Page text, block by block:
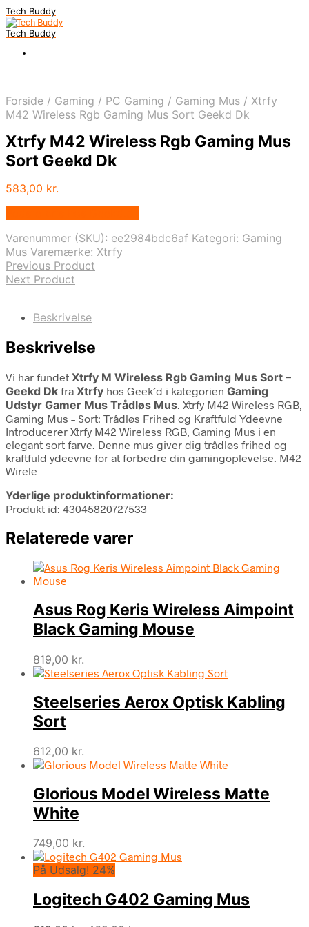
Tech Buddy
Tech Buddy
Forside / Gaming / PC Gaming / Gaming Mus / Xtrfy
M42 Wireless Rgb Gaming Mus Sort Geekd Dk
Xtrfy M42 Wireless Rgb Gaming Mus
Sort Geekd Dk
583,00 kr.
Varenummer (SKU): ee2984bdc6af Kategori: Gaming
Mus Varemærke: Xtrfy
Previous Product
Next Product
Beskrivelse
Beskrivelse
Vi har fundet Xtrfy M Wireless Rgb Gaming Mus Sort –
Geekd Dk fra Xtrfy hos Geek´d i kategorien Gaming
Udstyr Gamer Mus Trådløs Mus. Xtrfy M42 Wireless RGB,
Gaming Mus – Sort: Trådløs Frihed og Kraftfuld Ydeevne
Introducerer Xtrfy M42 Wireless RGB, Gaming Mus i en
elegant sort farve. Denne mus giver dig trådløs frihed og
kraftfuld ydeevne for at forbedre din gamingoplevelse. M42
Wirele
Yderlige produktinformationer:
Produkt id: 43045820727533
Relaterede varer
Asus Rog Keris Wireless Aimpoint
Black Gaming Mouse
819,00 kr.
Steelseries Aerox Optisk Kabling
Sort
612,00 kr.
Glorious Model Wireless Matte
White
749,00 kr.
På Udsalg! 24%
Logitech G402 Gaming Mus